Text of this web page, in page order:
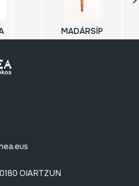
MADÁRSÍP
OIARTZUN